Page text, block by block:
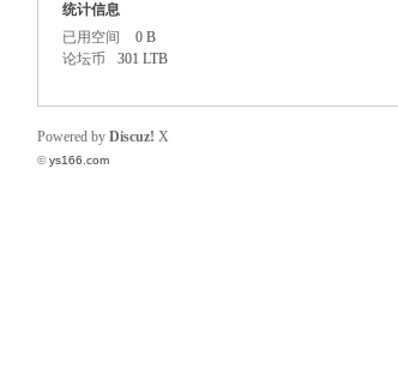
统计信息
已用空间
0 B
论坛币
301 LTB
Powered by Discuz! X
©ys166.com